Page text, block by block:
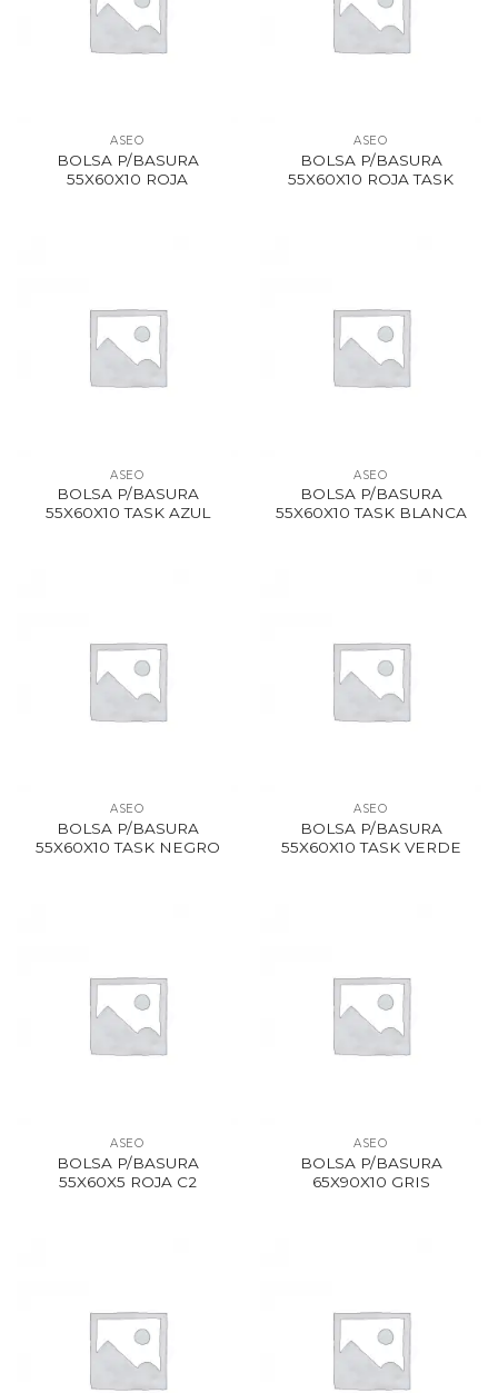
ASEO
BOLSA P/BASURA
55X60X10 ROJA
ASEO
BOLSA P/BASURA
55X60X10 ROJA TASK
ASEO
BOLSA P/BASURA
55X60X10 TASK AZUL
ASEO
BOLSA P/BASURA
55X60X10 TASK BLANCA
ASEO
BOLSA P/BASURA
55X60X10 TASK NEGRO
ASEO
BOLSA P/BASURA
55X60X10 TASK VERDE
ASEO
BOLSA P/BASURA
55X60X5 ROJA C2
ASEO
BOLSA P/BASURA
65X90X10 GRIS